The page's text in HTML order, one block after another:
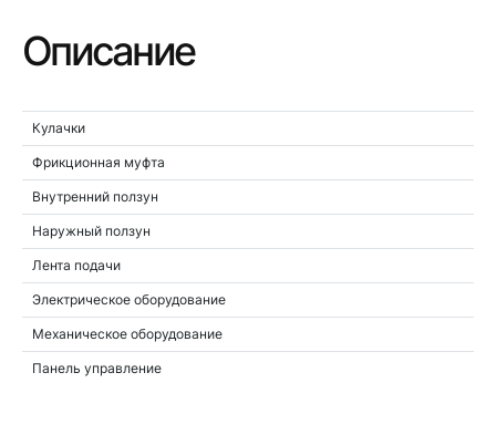
Описание
Кулачки
Фрикционная муфта
Внутренний ползун
Наружный ползун
Лента подачи
Электрическое оборудование
Механическое оборудование
Панель управление